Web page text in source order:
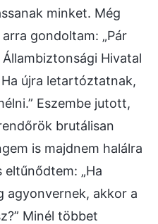
minket. Még
gondoltam: „Pár
Hivatal
újra letartóztatnak,
Eszembe jutott,
brutálisan
is majdnem halálra
„Ha
agyonvernek, akkor a
Minél többet